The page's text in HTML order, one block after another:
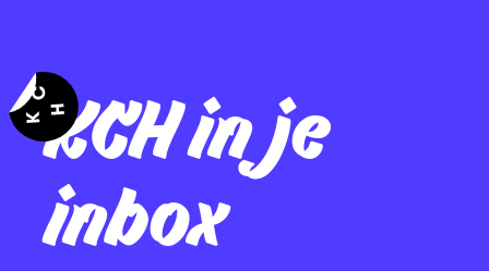
KCH in je
inbox